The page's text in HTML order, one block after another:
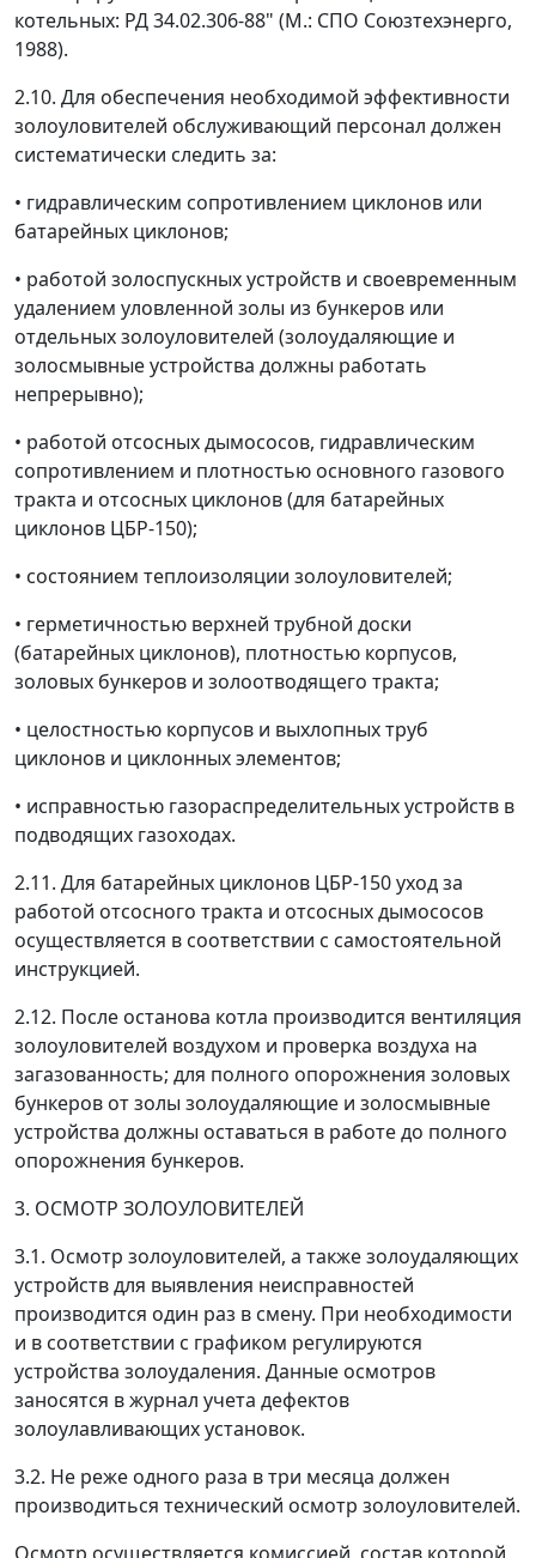
котельных: РД 34.02.306-88" (М.: СПО Союзтехэнерго,
1988).
2.10. Для обеспечения необходимой эффективности
золоуловителей обслуживающий персонал должен
систематически следить за:
• гидравлическим сопротивлением циклонов или
батарейных циклонов;
• работой золоспускных устройств и своевременным
удалением уловленной золы из бункеров или
отдельных золоуловителей (золоудаляющие и
золосмывные устройства должны работать
непрерывно);
• работой отсосных дымососов, гидравлическим
сопротивлением и плотностью основного газового
тракта и отсосных циклонов (для батарейных
циклонов ЦБР-150);
• состоянием теплоизоляции золоуловителей;
• герметичностью верхней трубной доски
(батарейных циклонов), плотностью корпусов,
золовых бункеров и золоотводящего тракта;
• целостностью корпусов и выхлопных труб
циклонов и циклонных элементов;
• исправностью газораспределительных устройств в
подводящих газоходах.
2.11. Для батарейных циклонов ЦБР-150 уход за
работой отсосного тракта и отсосных дымососов
осуществляется в соответствии с самостоятельной
инструкцией.
2.12. После останова котла производится вентиляция
золоуловителей воздухом и проверка воздуха на
загазованность; для полного опорожнения золовых
бункеров от золы золоудаляющие и золосмывные
устройства должны оставаться в работе до полного
опорожнения бункеров.
3. ОСМОТР ЗОЛОУЛОВИТЕЛЕЙ
3.1. Осмотр золоуловителей, а также золоудаляющих
устройств для выявления неисправностей
производится один раз в смену. При необходимости
и в соответствии с графиком регулируются
устройства золоудаления. Данные осмотров
заносятся в журнал учета дефектов
золоулавливающих установок.
3.2. Не реже одного раза в три месяца должен
производиться технический осмотр золоуловителей.